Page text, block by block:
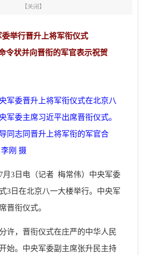
【关闭】
委举行晋升上将军衔仪式
令状并向晋衔的军官表示祝贺
军委晋升上将军衔仪式在北京八
军委主席习近平出席晋衔仪式。
同志同晋升上将军衔的军官合
刚 摄
月3日电（记者 梅常伟）中央军委
3日在北京八一大楼举行。中央军
晋衔仪式。
分许，晋衔仪式在庄严的中华人民
始。中央军委副主席张升民主持